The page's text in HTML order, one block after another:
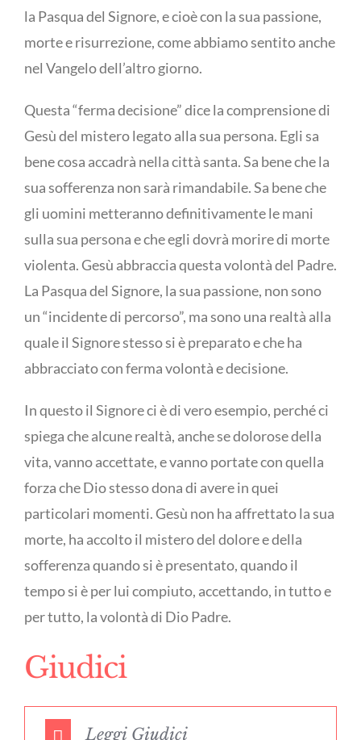
la Pasqua del Signore, e cioè con la sua passione,
morte e risurrezione, come abbiamo sentito anche
nel Vangelo dell’altro giorno.
Questa “ferma decisione” dice la comprensione di
Gesù del mistero legato alla sua persona. Egli sa
bene cosa accadrà nella città santa. Sa bene che la
sua sofferenza non sarà rimandabile. Sa bene che
gli uomini metteranno definitivamente le mani
sulla sua persona e che egli dovrà morire di morte
violenta. Gesù abbraccia questa volontà del Padre.
La Pasqua del Signore, la sua passione, non sono
un “incidente di percorso”, ma sono una realtà alla
quale il Signore stesso si è preparato e che ha
abbracciato con ferma volontà e decisione.
In questo il Signore ci è di vero esempio, perché ci
spiega che alcune realtà, anche se dolorose della
vita, vanno accettate, e vanno portate con quella
forza che Dio stesso dona di avere in quei
particolari momenti. Gesù non ha affrettato la sua
morte, ha accolto il mistero del dolore e della
sofferenza quando si è presentato, quando il
tempo si è per lui compiuto, accettando, in tutto e
per tutto, la volontà di Dio Padre.
Giudici
Leggi Giudici